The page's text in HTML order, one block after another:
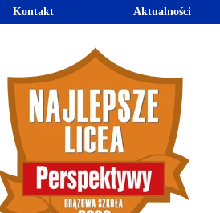
Aktualności
Kontakt